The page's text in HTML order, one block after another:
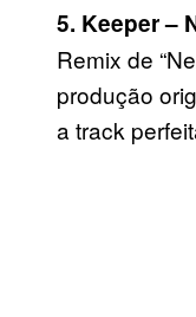
5. Keeper –
Remix de
produção
a track